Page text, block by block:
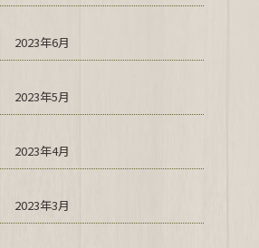
2023年6月
2023年5月
2023年4月
2023年3月